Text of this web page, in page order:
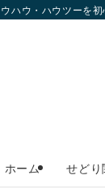
ハウ・ハウツーを
ホーム せど